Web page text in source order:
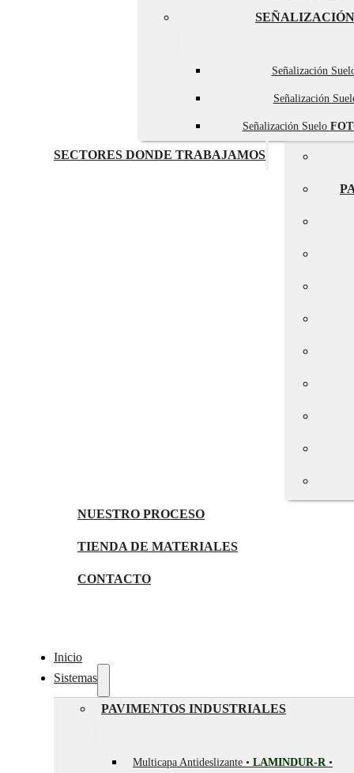
Señalización
Señalización
Señalización Suelo
SECTORES DONDE TRABAJAMOS
NUESTRO PROCESO
TIENDA DE MATERIALES
CONTACTO
Inicio
Sistemas
PAVIMENTOS INDUSTRIALES
Multicapa Antideslizante • LAMINDUR-R •